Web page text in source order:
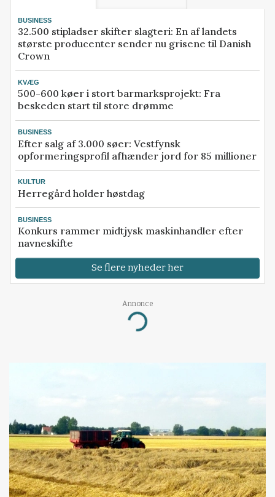
BUSINESS
32.500 stipladser skifter slagteri: En af landets
største producenter sender nu grisene til Danish
Crown
KVÆG
500-600 køer i stort barmarksprojekt: Fra
beskeden start til store drømme
BUSINESS
Efter salg af 3.000 søer: Vestfynsk
opformeringsprofil afhænder jord for 85 millioner
KULTUR
Herregård holder høstdag
BUSINESS
Konkurs rammer midtjysk maskinhandler efter
navneskifte
Se flere nyheder her
Annonce
Loading...